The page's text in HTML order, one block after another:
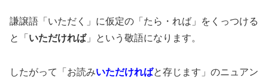
謙譲語「いただく」に仮定の「たら・れば」をくっつける
と「 いただければ」という敬語になります。
したがって「お読みいただければと存じます」のニュアン